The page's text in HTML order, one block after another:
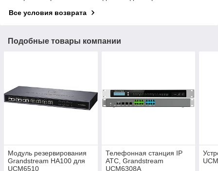
Все условия возврата
Подобные товары компании
Модуль резервирования
Grandstream HA100 для
UCM6510
Телефонная станция IP
ATC, Grandstream
UCM6308A